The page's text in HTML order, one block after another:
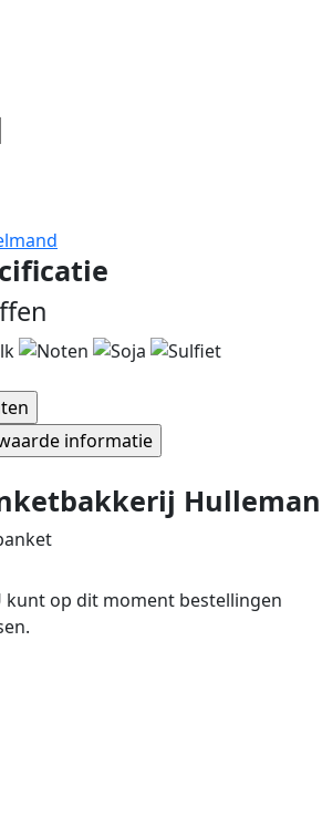
Hulleman
kunt op dit moment bestellingen